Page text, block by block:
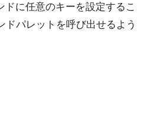
に任意のキーを設定するこ
ドパレットを呼び出せるよう